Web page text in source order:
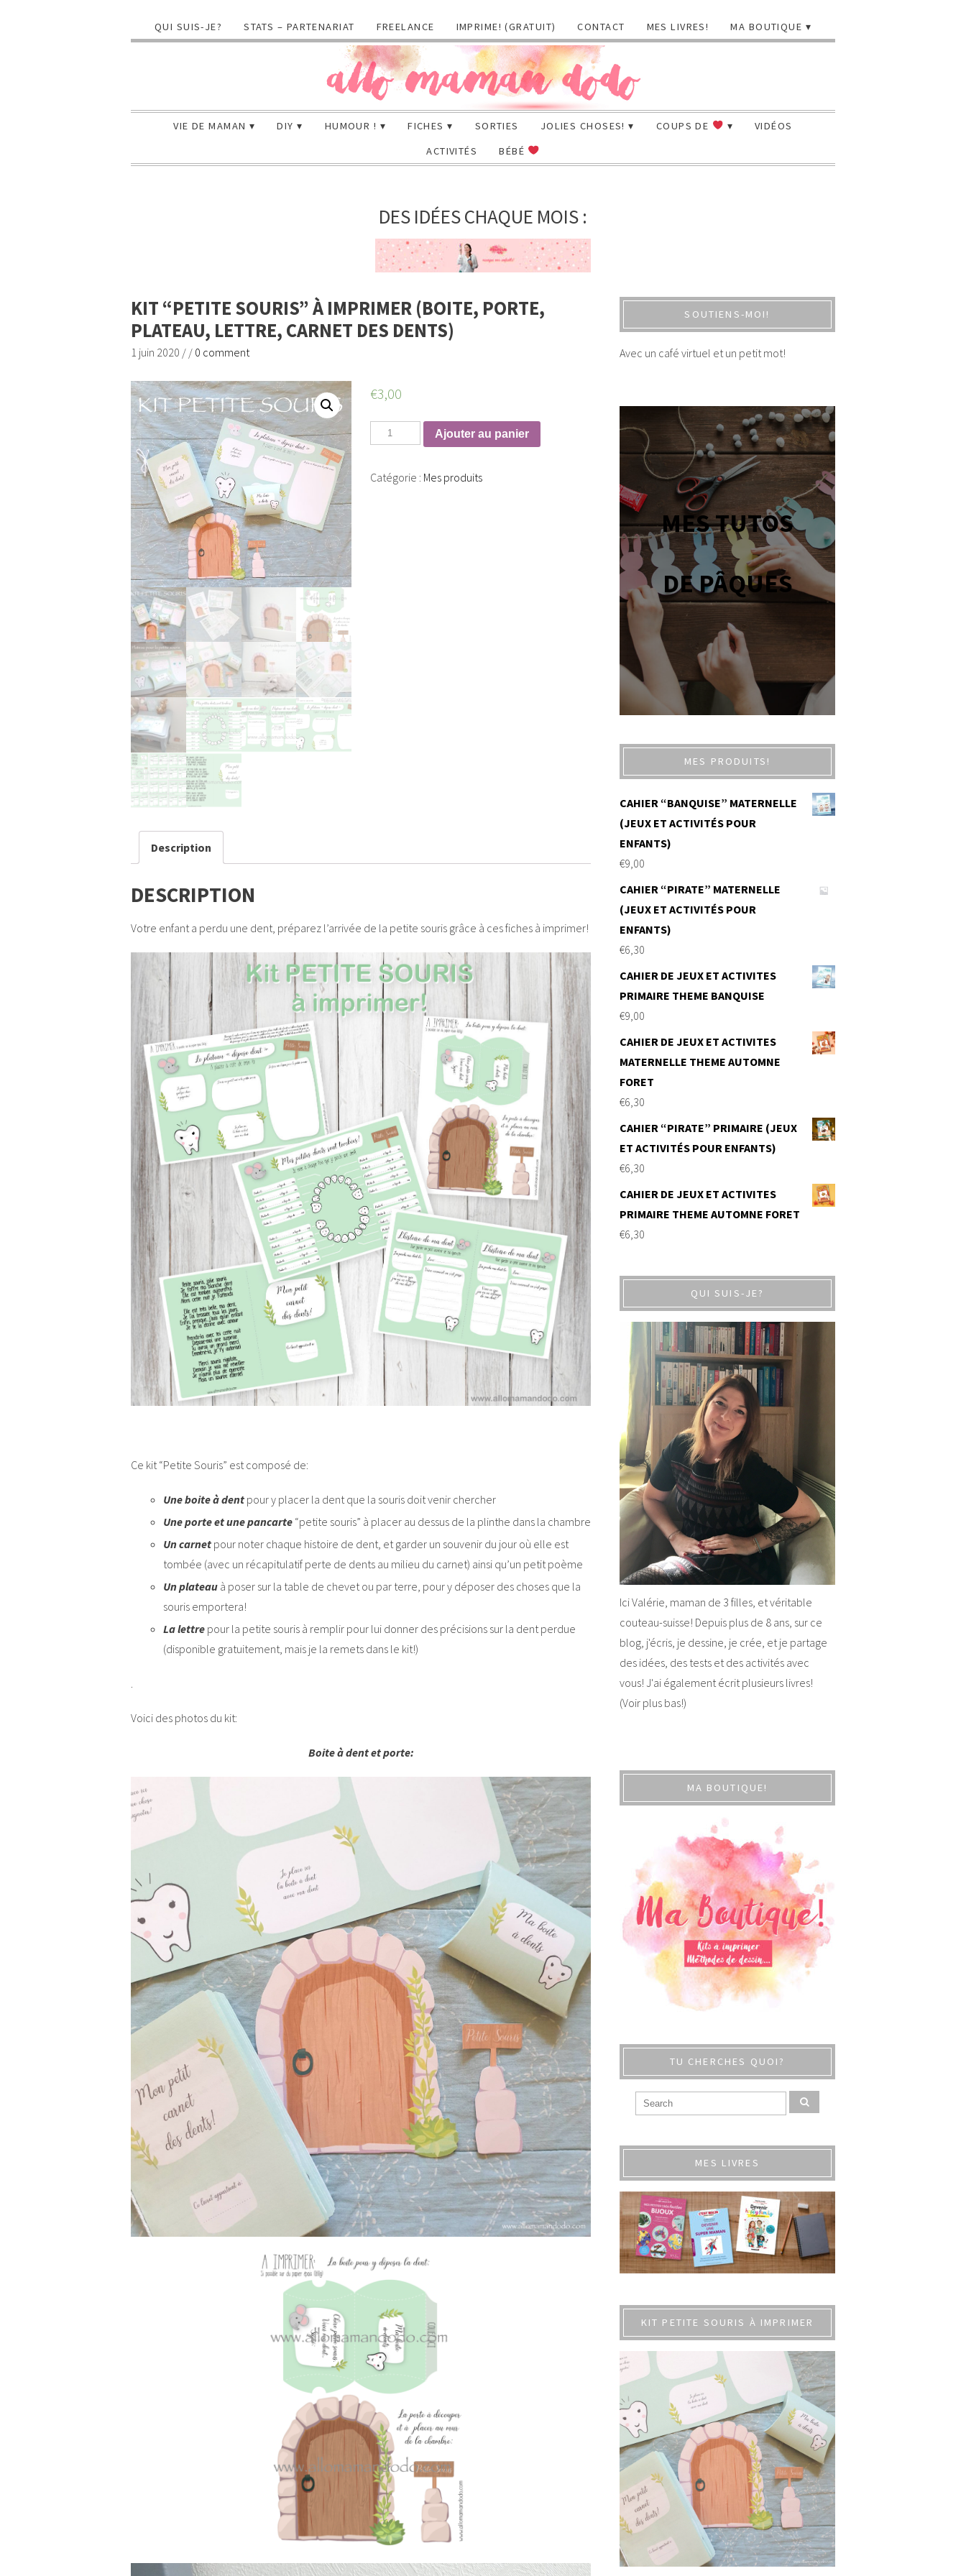
QUI SUIS-JE? STATS – PARTENARIAT FREELANCE IMPRIME! (GRATUIT) CONTACT MES LIVRES! MA BOUTIQUE
VIE DE MAMAN DIY HUMOUR ! FICHES SORTIES JOLIES CHOSES! COUPS DE
VIDÉOS
ACTIVITÉS
BÉBÉ
DES IDÉES CHAQUE MOIS :
KIT “PETITE SOURIS” À IMPRIMER (BOITE, PORTE,
PLATEAU, LETTRE, CARNET DES DENTS)
1 juin 2020 / / 0 comment
€3,00
Ajouter au panier
Catégorie : Mes produits
Description
DESCRIPTION
Votre enfant a perdu une dent, préparez l’arrivée de la petite souris grâce à ces fiches à imprimer!
Ce kit “Petite Souris” est composé de:
Une boite à dent pour y placer la dent que la souris doit venir chercher
Une porte et une pancarte “petite souris” à placer au dessus de la plinthe dans la chambre
Un carnet pour noter chaque histoire de dent, et garder un souvenir du jour où elle est
tombée (avec un récapitulatif perte de dents au milieu du carnet) ainsi qu’un petit poème
Un plateau à poser sur la table de chevet ou par terre, pour y déposer des choses que la
souris emportera!
La lettre pour la petite souris à remplir pour lui donner des précisions sur la dent perdue
(disponible gratuitement, mais je la remets dans le kit!)
Voici des photos du kit:
Boite à dent et porte:
SOUTIENS-MOI!
Avec un café virtuel et un petit mot!
MES TUTOS
DE PÂQUES
MES PRODUITS!
CAHIER “BANQUISE” MATERNELLE
(JEUX ET ACTIVITÉS POUR
ENFANTS)
€9,00
CAHIER “PIRATE” MATERNELLE
(JEUX ET ACTIVITÉS POUR
ENFANTS)
€6,30
CAHIER DE JEUX ET ACTIVITES
PRIMAIRE THEME BANQUISE
€9,00
CAHIER DE JEUX ET ACTIVITES
MATERNELLE THEME AUTOMNE
FORET
€6,30
CAHIER “PIRATE” PRIMAIRE (JEUX
ET ACTIVITÉS POUR ENFANTS)
€6,30
CAHIER DE JEUX ET ACTIVITES
PRIMAIRE THEME AUTOMNE FORET
€6,30
QUI SUIS-JE?
Ici Valérie, maman de 3 filles, et véritable
couteau-suisse! Depuis plus de 8 ans, sur ce
blog, j'écris, je dessine, je crée, et je partage
des idées, des tests et des activités avec
vous! J'ai également écrit plusieurs livres!
(Voir plus bas!)
MA BOUTIQUE!
TU CHERCHES QUOI?
MES LIVRES
KIT PETITE SOURIS À IMPRIMER